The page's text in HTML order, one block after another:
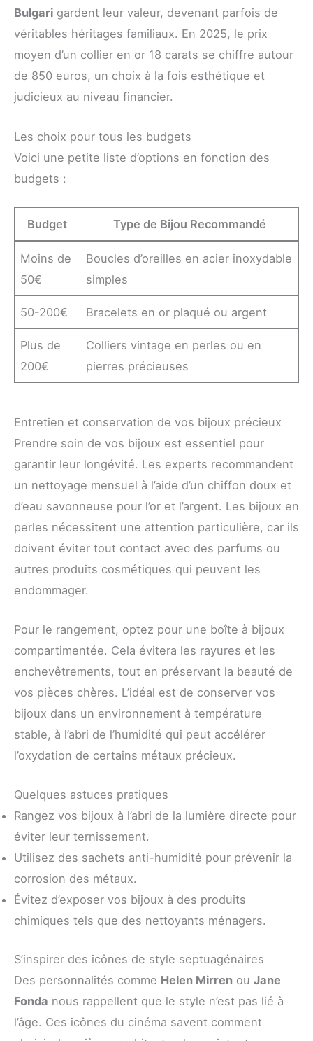
Bulgari gardent leur valeur, devenant parfois de
véritables héritages familiaux. En 2025, le prix
moyen d’un collier en or 18 carats se chiffre autour
de 850 euros, un choix à la fois esthétique et
judicieux au niveau financier.
Les choix pour tous les budgets
Voici une petite liste d’options en fonction des
budgets :
Budget Type de Bijou Recommandé
Moins de
50€
Boucles d’oreilles en acier inoxydable
simples
50-200€ Bracelets en or plaqué ou argent
Plus de
200€
Colliers vintage en perles ou en
pierres précieuses
Entretien et conservation de vos bijoux précieux
Prendre soin de vos bijoux est essentiel pour
garantir leur longévité. Les experts recommandent
un nettoyage mensuel à l’aide d’un chiffon doux et
d’eau savonneuse pour l’or et l’argent. Les bijoux en
perles nécessitent une attention particulière, car ils
doivent éviter tout contact avec des parfums ou
autres produits cosmétiques qui peuvent les
endommager.
Pour le rangement, optez pour une boîte à bijoux
compartimentée. Cela évitera les rayures et les
enchevêtrements, tout en préservant la beauté de
vos pièces chères. L’idéal est de conserver vos
bijoux dans un environnement à température
stable, à l’abri de l’humidité qui peut accélérer
l’oxydation de certains métaux précieux.
Quelques astuces pratiques
Rangez vos bijoux à l’abri de la lumière directe pour
éviter leur ternissement.
Utilisez des sachets anti-humidité pour prévenir la
corrosion des métaux.
Évitez d’exposer vos bijoux à des produits
chimiques tels que des nettoyants ménagers.
S’inspirer des icônes de style septuagénaires
Des personnalités comme Helen Mirren ou Jane
Fonda nous rappellent que le style n’est pas lié à
l’âge. Ces icônes du cinéma savent comment